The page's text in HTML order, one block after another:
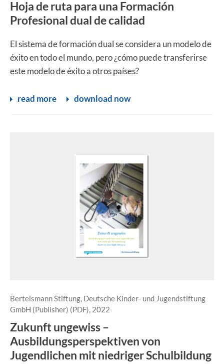
Hoja de ruta para una Formación
Profesional dual de calidad
El sistema de formación dual se considera un modelo de
éxito en todo el mundo, pero ¿cómo puede transferirse
este modelo de éxito a otros países?
read more download now
Bertelsmann Stiftung, Deutsche Kinder- und Jugendstiftung
GmbH (Publisher) (PDF), 2022
Zukunft ungewiss –
Ausbildungsperspektiven von
Jugendlichen mit niedriger Schulbildung